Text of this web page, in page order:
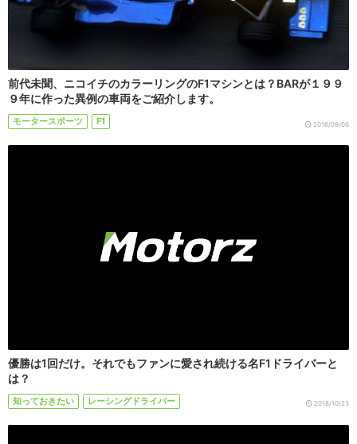
前代未聞、ニコイチのカラーリングのF1マシンとは？BARが１９９
９年に作った異例の車両をご紹介します。
モータースポーツ F1 2016/09/06
優勝は1回だけ。それでもファンに愛され続ける名F1ドライバーと
は？
知っておきたい レーシングドライバー 2018/10/23